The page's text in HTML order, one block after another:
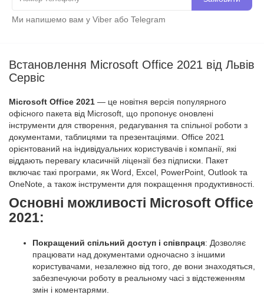
Ми напишемо вам у Viber або Telegram
Встановлення Microsoft Office 2021 від Львів
Сервіс
Microsoft Office 2021 — це новітня версія популярного
офісного пакета від Microsoft, що пропонує оновлені
інструменти для створення, редагування та спільної роботи з
документами, таблицями та презентаціями. Office 2021
орієнтований на індивідуальних користувачів і компанії, які
віддають перевагу класичній ліцензії без підписки. Пакет
включає такі програми, як Word, Excel, PowerPoint, Outlook та
OneNote, а також інструменти для покращення продуктивності.
Основні можливості Microsoft Office
2021:
Покращений спільний доступ і співпраця: Дозволяє
працювати над документами одночасно з іншими
користувачами, незалежно від того, де вони знаходяться,
забезпечуючи роботу в реальному часі з відстеженням
змін і коментарями.